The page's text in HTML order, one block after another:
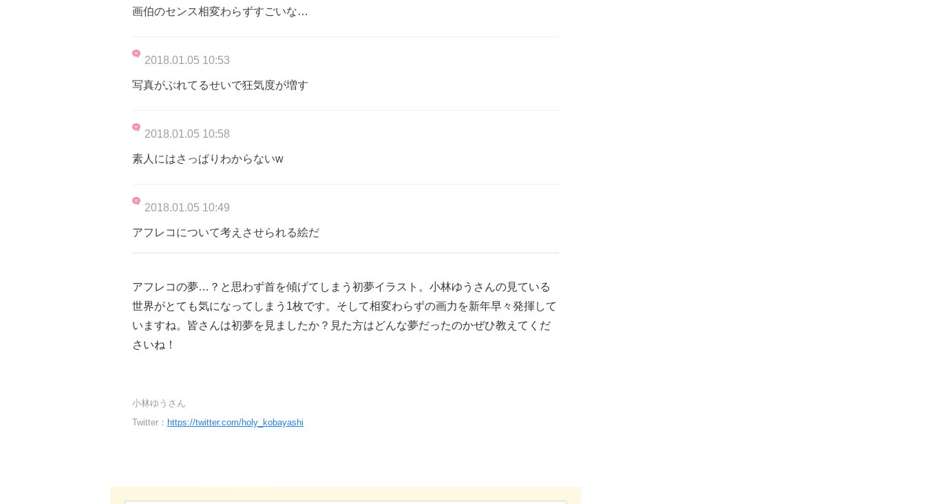
画伯のセンス相変わらずすごいな…
2018.01.05 10:53
写真がぶれてるせいで狂気度が増す
2018.01.05 10:58
素人にはさっぱりわからないw
2018.01.05 10:49
アフレコについて考えさせられる絵だ
アフレコの夢…？と思わず首を傾げてしまう初夢イラスト。小林ゆうさんの見ている
世界がとても気になってしまう1枚です。そして相変わらずの画力を新年早々発揮して
いますね。皆さんは初夢を見ましたか？見た方はどんな夢だったのかぜひ教えてくだ
さいね！
小林ゆうさん
Twitter： https://twitter.com/holy_kobayashi